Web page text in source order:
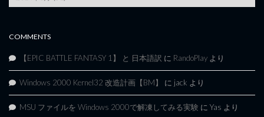
Archives
COMMENTS
【EPIC BATTLE FANTASY 1】 と 日本語訳 に RandoPlay より
Windows 2000 Kernel32 改造計画【BM】 に jack より
MSU ファイルを Windows 2000で解凍してみる実験 に Yas より